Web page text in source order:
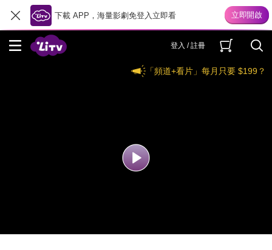
下載 APP，海量影劇免登入立即看
登入 / 註冊
「頻道+看片」每月只要 $199？